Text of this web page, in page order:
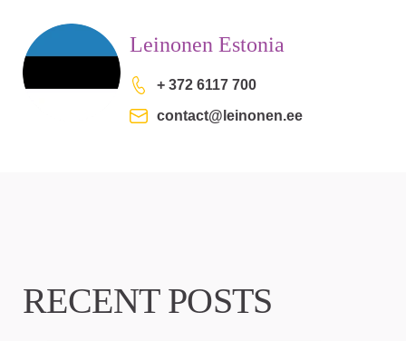
Leinonen Estonia
+ 372 6117 700
contact@leinonen.ee
RECENT POSTS